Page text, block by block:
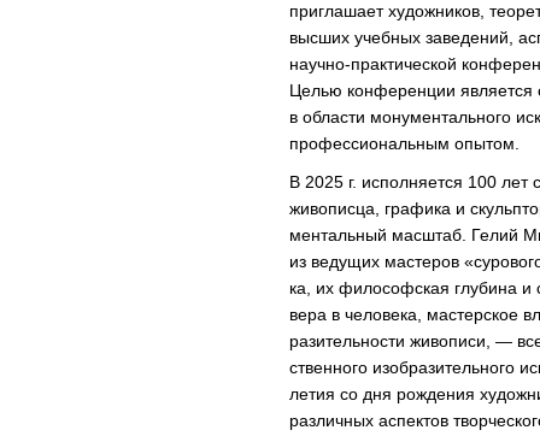
приглашает художников,
высших учебных заведений,
научно-практической
Целью конференции является
в области монументального
профессиональным опытом.
В 2025 г. исполняется 100
живописца, графика и
ментальный масштаб. Гелий
из ведущих мастеров
ка, их философская глубина и
вера в человека, мастерское
разительности живописи, —
ственного изобразительного
летия со дня рождения
различных аспектов